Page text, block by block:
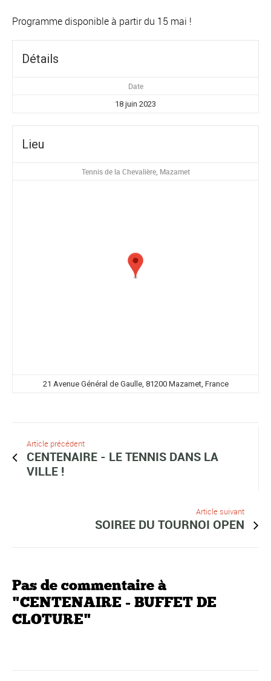
Programme disponible à partir du 15 mai !
Détails
Date
18 juin 2023
Lieu
Tennis de la Chevalière, Mazamet
21 Avenue Général de Gaulle, 81200 Mazamet, France
Article précédent
CENTENAIRE - LE TENNIS DANS LA
VILLE !
Article suivant
SOIREE DU TOURNOI OPEN
Pas de commentaire à
"CENTENAIRE - BUFFET DE
CLOTURE"